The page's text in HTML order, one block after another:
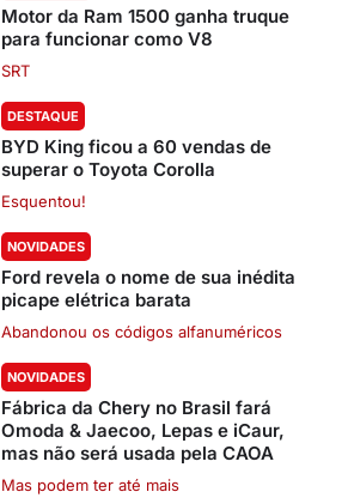
Motor da Ram 1500 ganha truque
para funcionar como V8
SRT
DESTAQUE
BYD King ficou a 60 vendas de
superar o Toyota Corolla
Esquentou!
NOVIDADES
Ford revela o nome de sua inédita
picape elétrica barata
Abandonou os códigos alfanuméricos
NOVIDADES
Fábrica da Chery no Brasil fará
Omoda & Jaecoo, Lepas e iCaur,
mas não será usada pela CAOA
Mas podem ter até mais